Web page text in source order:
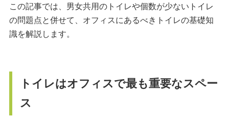
この記事では、男女共用のトイレや個数が少ないトイレ
の問題点と併せて、オフィスにあるべきトイレの基礎知
識を解説します。
トイレはオフィスで最も重要なスペー
ス